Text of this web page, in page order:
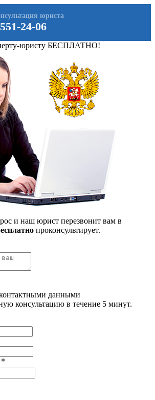
24-06
юриста
юристу БЕСПЛАТНО!
и наш юрист перезвонит вам в
проконсультирует.
данными
консультацию в течение 5 минут.
*